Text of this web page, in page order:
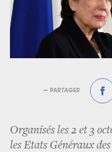
— PARTAGER
Organisés les 2 et 3
les Etats Généraux